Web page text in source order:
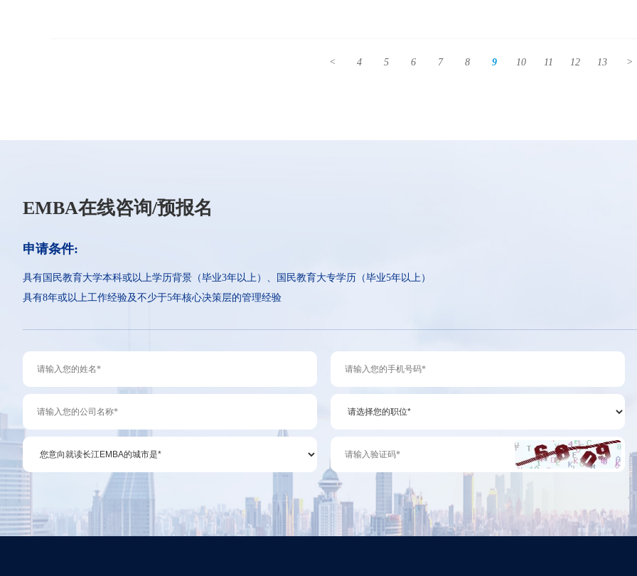
< 4 5 6 7 8 9 10 11 12 13 >
EMBA在线咨询/预报名
申请条件:
具有国民教育大学本科或以上学历背景（毕业3年以上）、国民教育大专学历（毕业5年以上）
具有8年或以上工作经验及不少于5年核心决策层的管理经验